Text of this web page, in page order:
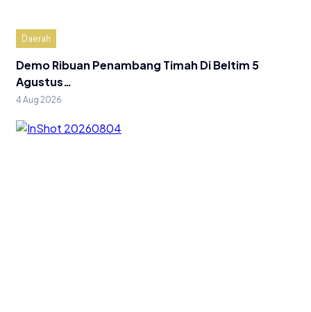
Daerah
Demo Ribuan Penambang Timah Di Beltim 5
Agustus…
4 Aug 2026